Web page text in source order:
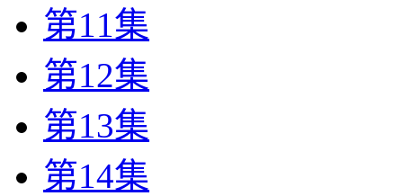
第11集
第12集
第13集
第14集